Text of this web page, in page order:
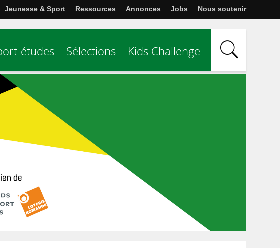
Jeunesse & Sport Ressources Annonces Jobs Nous soutenir
études Sélections Kids Challenge